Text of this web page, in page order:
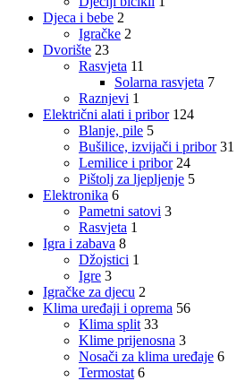
Djeca i bebe 2
Igračke 2
Dvorište 23
Rasvjeta 11
Solarna rasvjeta 7
Raznjevi 1
Električni alati i pribor 124
Blanje, pile 5
Bušilice, izvijači i pribor 31
Lemilice i pribor 24
Pištolj za ljepljenje 5
Elektronika 6
Pametni satovi 3
Rasvjeta 1
Igra i zabava 8
Džojstici 1
Igre 3
Igračke za djecu 2
Klima uređaji i oprema 56
Klima split 33
Klime prijenosna 3
Nosači za klima uređaje 6
Termostat 6